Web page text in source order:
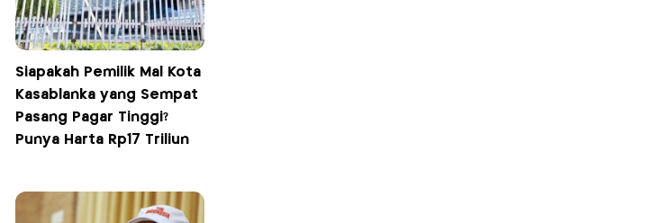
Siapakah Pemilik Mal Kota
Kasablanka yang Sempat
Pasang Pagar Tinggi?
Punya Harta Rp17 Triliun